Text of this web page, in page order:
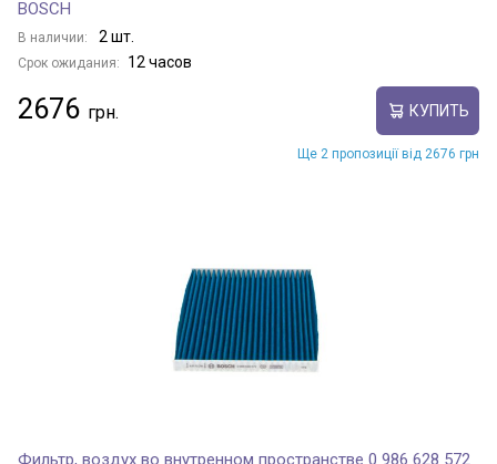
BOSCH
В наличии: 2 шт.
Срок ожидания: 12 часов
2676 КУПИТЬ
Ще 2 пропозиції від 2676 грн
Фильтр, воздух во внутренном пространстве 0 986 628 572